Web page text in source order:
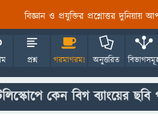
বিজ্ঞান ও প্রযুক্তির প্রশ্নোত্তর দুনিয়ায়
প্রশ্ন গরমাগরম! অনুত্তরিত
কেন বিগ ব্যাংয়ের ছবি